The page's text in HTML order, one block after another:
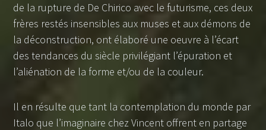
de la rupture de De Chirico avec le futurisme, ces deux
frères restés insensibles aux muses et aux démons de
la déconstruction, ont élaboré une oeuvre à l’écart
des tendances du siècle privilégiant l’épuration et
l’aliénation de la forme et/ou de la couleur.
Il en résulte que tant la contemplation du monde par
Italo que l’imaginaire chez Vincent offrent en partage